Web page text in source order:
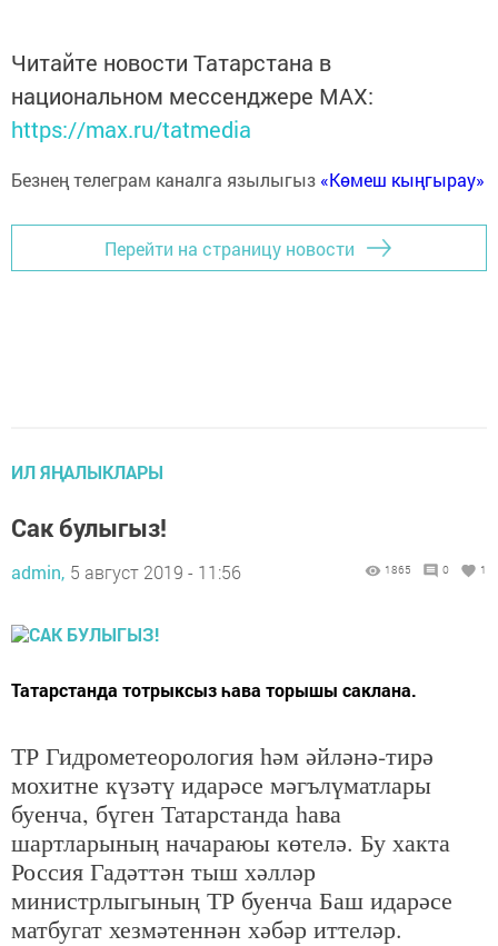
Читайте новости Татарстана в
национальном мессенджере MАХ:
https://max.ru/tatmedia
Безнең телеграм каналга язылыгыз «Көмеш кыңгырау»
Перейти на страницу новости
ИЛ ЯҢАЛЫКЛАРЫ
Сак булыгыз!
admin, 5 август 2019 - 11:56 1865 0 1
Татарстанда тотрыксыз һава торышы саклана.
ТР Гидрометеорология һәм әйләнә-тирә
мохитне күзәтү идарәсе мәгълүматлары
буенча, бүген Татарстанда һава
шартларының начараюы көтелә. Бу хакта
Россия Гадәттән тыш хәлләр
министрлыгының ТР буенча Баш идарәсе
матбугат хезмәтеннән хәбәр иттеләр.